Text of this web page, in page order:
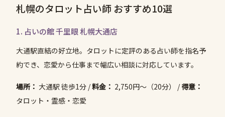
札幌のタロット占い師 おすすめ10選
1. 占いの館 千里眼 札幌大通店
大通駅直結の好立地。タロットに定評のある占い師を指名予
約でき、恋愛から仕事まで幅広い相談に対応しています。
場所： 大通駅 徒歩1分 /料金： 2,750円〜（20分） /得意：
タロット・霊感・恋愛